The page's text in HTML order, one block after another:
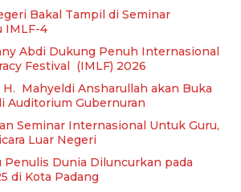
Bakal Tampil di Seminar
IMLF-4
Abdi Dukung Penuh Internasional
Festival (IMLF) 2026
Mahyeldi Ansharullah akan Buka
Seminar Internasional Untuk Guru,
Penulis Dunia Diluncurkan pada
IMLF-3 Tahun 2025 di Kota Padang